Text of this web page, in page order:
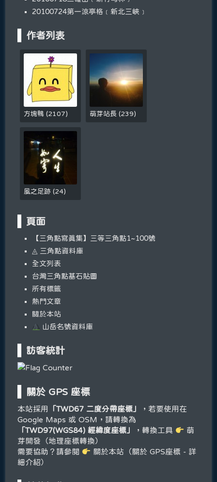
20100724第一涼亭格﹝新北三峽﹞
作者列表
方塊鴨(2107) 萌芽站長(239)
風之足跡(24)
頁面
【三角點寫真集】三等三角點1~100號
◬ 三角點資料庫
全文列表
台灣三角點基石貼圖
所有標籤
熱門文章
關於本站
山岳名號資料庫
訪客統計
關於 GPS 座標
本站採用 「TWD67 二度分帶座標」
，若要使用在
Google Maps 或 OSM，請轉換為
「TWD97(WGS84) 經緯度座標」
，轉換工具
萌
芽開發（地理座標轉換）
需要協助？請參閱
關於本站（關於 GPS座標 - 詳
細介紹）